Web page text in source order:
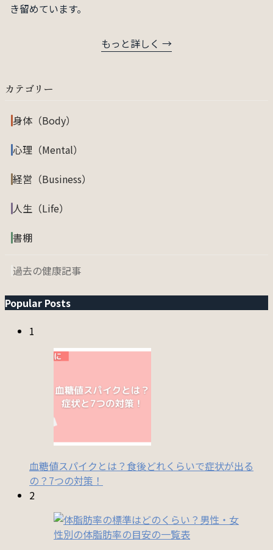
き留めています。
もっと詳しく →
カテゴリー
身体（Body）
心理（Mental）
経営（Business）
人生（Life）
書棚
過去の健康記事
Popular Posts
1
血糖値スパイクとは？食後どれくらいで症状が出る
の？7つの対策！
2